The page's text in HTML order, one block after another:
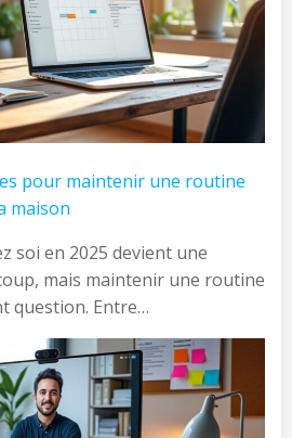
pour maintenir une routine
maison
soi en 2025 devient une
mais maintenir une routine
question. Entre…